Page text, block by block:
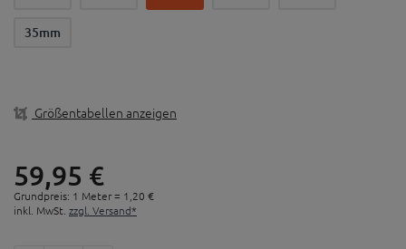
eine dauerhafte luftdichte Versiegelung nötig sind
Durch das semitransparente Material kann die
Verschiedene Breiten verfügbar
35mm
Größentabellen anzeigen
59,95 €
Grundpreis: 1 Meter = 1, 20 €
inkl. MwSt. zzgl. Versand*